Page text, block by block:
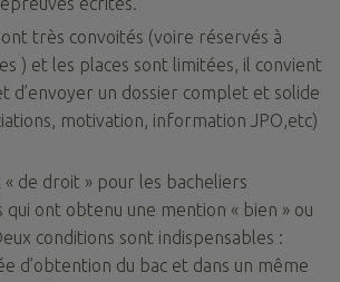
très convoités (voire réservés à
) et les places sont limitées, il convient
d’envoyer un dossier complet et solide
motivation, information JPO,etc)
« de droit » pour les bacheliers
qui ont obtenu une mention « bien » ou
conditions sont indispensables :
d’obtention du bac et dans un même